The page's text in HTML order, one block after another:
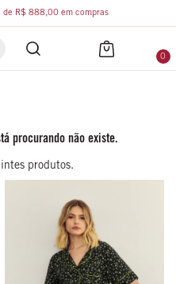
de R$ 888,00 em compras
0
procurando não existe.
produtos.